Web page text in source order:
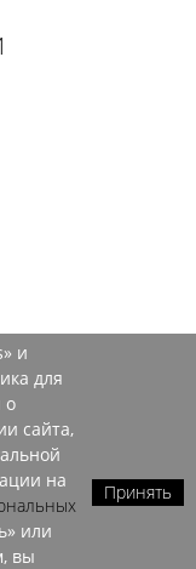
и
для
о
сайта,
на
или
вы
Принять